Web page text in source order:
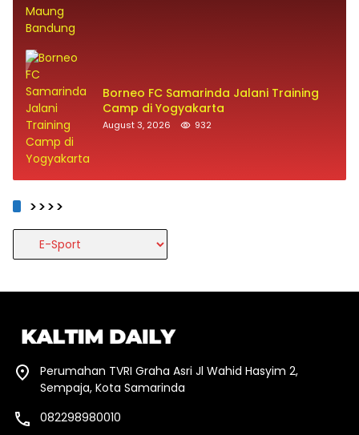
Borneo FC Samarinda Jalani Training
Camp di Yogyakarta
August 3, 2026 932
>>>>
>>>>
Perumahan TVRI Graha Asri Jl Wahid Hasyim 2,
Sempaja, Kota Samarinda
082298980010